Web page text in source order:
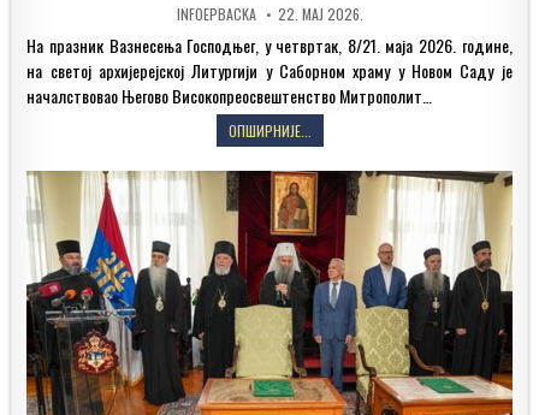
AUTHOR:
INFOEPBACKA PUBLISHED
DATE:
22. МАЈ 2026.
На празник Вазнесења Господњег, у четвртак, 8/21. маја 2026. године,
на светој архијерејској Литургији у Саборном храму у Новом Саду је
началствовао Његово Високопреосвештенство Митрополит…
ОПШИРНИЈЕ...
ВАЗНЕСЕЊА
ГОСПОДЊЕГ
У
САБОРНОМ
ХРАМУ
У
НОВОМ
САДУ